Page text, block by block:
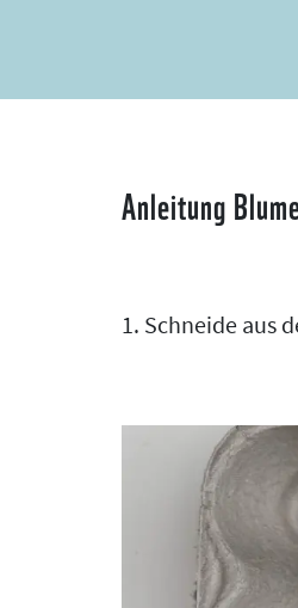
Anleitung
1. Schneide aus